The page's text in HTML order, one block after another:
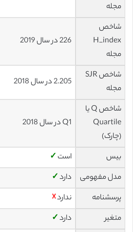
مجله
شاخص
H_index
مجله
226 در سال 2019
شاخص SJR
مجله
2.205 در سال 2018
شاخص Q یا
Quartile
(چارک)
Q1 در سال 2018
بیس است ✓
مدل مفهومی
دارد✓
پرسشنامه
ندارد☓
متغیر
دارد✓